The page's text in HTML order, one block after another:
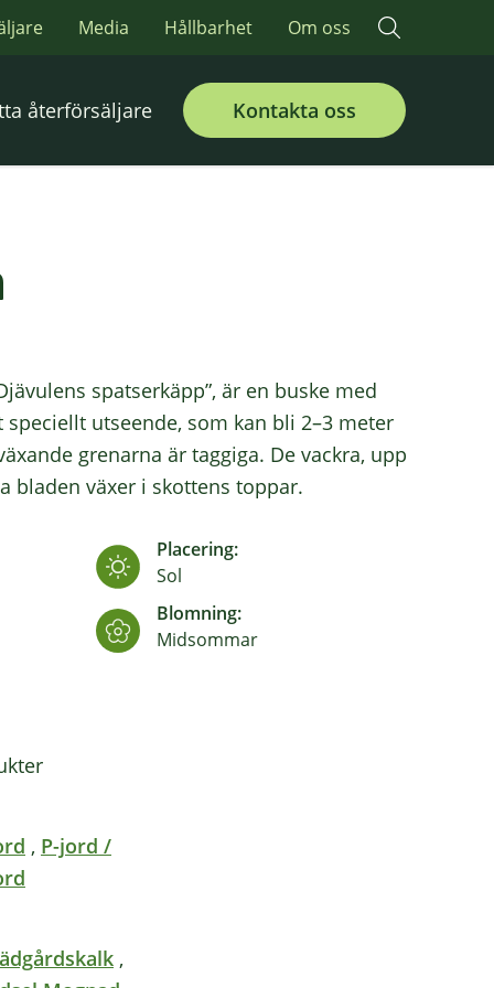
Media Hållbarhet Om oss
återförsäljare Kontakta oss
spatserkäpp”, är en buske med
utseende, som kan bli 2–3 meter
grenarna är taggiga. De vackra, upp
bladen växer i skottens toppar.
Placering:
Sol
Blomning:
Midsommar
, P-jord /
,